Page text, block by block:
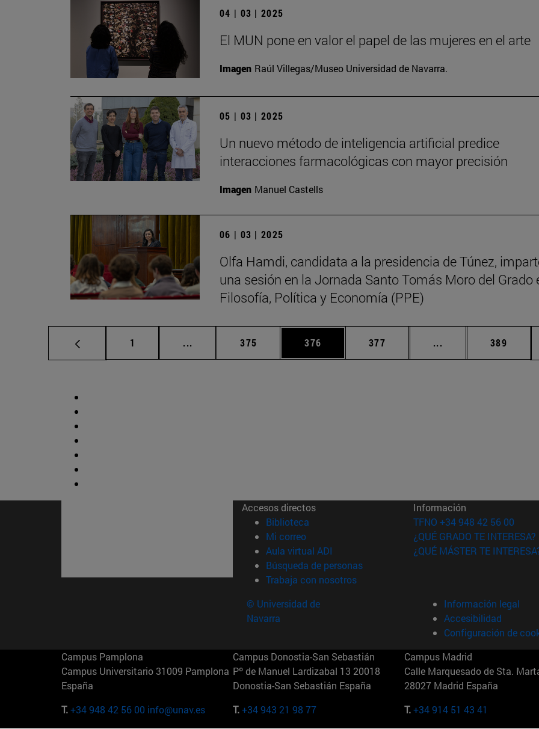
04 | 03 | 2025
El MUN pone en valor el papel de las mujeres en el arte
Imagen Raúl Villegas/Museo Universidad de Navarra.
05 | 03 | 2025
Un nuevo método de inteligencia artificial predice
interacciones farmacológicas con mayor precisión
Imagen Manuel Castells
06 | 03 | 2025
Olfa Hamdi, candidata a la presidencia de Túnez,
una sesión en la Jornada Santo Tomás Moro del Grado
Filosofía, Política y Economía (PPE)
Página
1 ... Páginas intermedias Use TAB para desplazarse.
Página
375 Página
376 Página
377 ... Páginas intermedias
Página
389
Accesos directos
Biblioteca (abre en nueva ventana)
Mi correo(abre en nueva ventana)
Aula virtual ADI (abre en nueva ventana)
Búsqueda de personas(abre en nueva ventana)
Trabaja con nosotros(abre en nueva ventana)
Información
TFNO +34 948 42 56 00
¿QUÉ GRADO TE INTERESA?
¿QUÉ MÁSTER TE
© Universidad de
Navarra
Información legal
Accesibilidad
Configuración de
Campus Pamplona
Campus Universitario 31009 Pamplona
España
T.+34 948 42 56 00 info@unav.es
Campus Donostia-San Sebastián
Pº de Manuel Lardizabal 13 20018
Donostia-San Sebastián España
T.+34 943 21 98 77
Campus Madrid
Calle Marquesado de Sta.
28027 Madrid España
T.+34 914 51 43 41